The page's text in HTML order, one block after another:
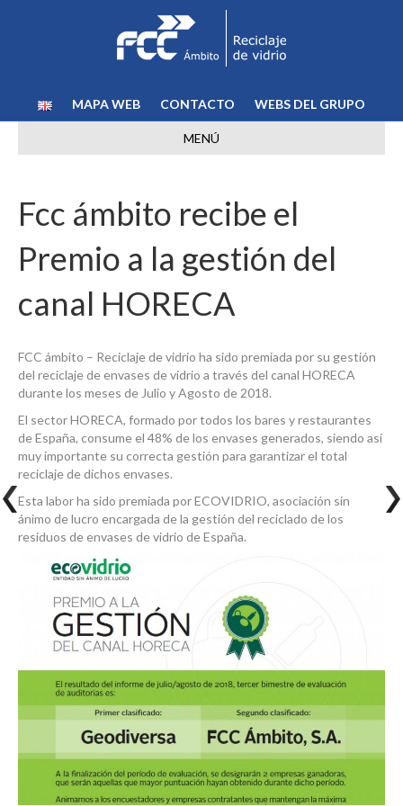
MAPA WEB CONTACTO WEBS DEL GRUPO
MENÚ
Fcc ámbito recibe el
Premio a la gestión del
canal HORECA
FCC ámbito – Reciclaje de vidrio ha sido premiada por su gestión
del reciclaje de envases de vidrio a través del canal HORECA
durante los meses de Julio y Agosto de 2018.
El sector HORECA, formado por todos los bares y restaurantes
de España, consume el 48% de los envases generados, siendo así
muy importante su correcta gestión para garantizar el total
reciclaje de dichos envases.
Esta labor ha sido premiada por ECOVIDRIO, asociación sin
ánimo de lucro encargada de la gestión del reciclado de los
residuos de envases de vidrio de España.